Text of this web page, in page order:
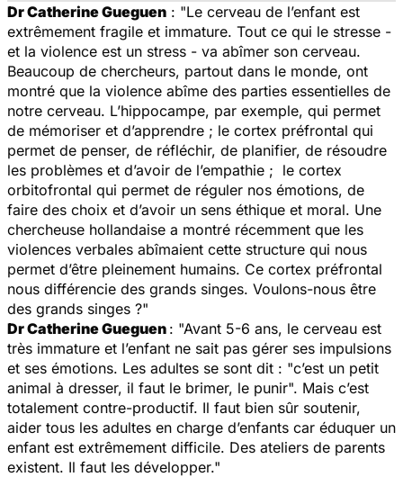
Dr Catherine Gueguen : "Le cerveau de l’enfant est
extrêmement fragile et immature. Tout ce qui le stresse -
et la violence est un stress - va abîmer son cerveau.
Beaucoup de chercheurs, partout dans le monde, ont
montré que la violence abîme des parties essentielles de
notre cerveau. L’hippocampe, par exemple, qui permet
de mémoriser et d’apprendre ; le cortex préfrontal qui
permet de penser, de réfléchir, de planifier, de résoudre
les problèmes et d’avoir de l’empathie ; le cortex
orbitofrontal qui permet de réguler nos émotions, de
faire des choix et d’avoir un sens éthique et moral. Une
chercheuse hollandaise a montré récemment que les
violences verbales abîmaient cette structure qui nous
permet d’être pleinement humains. Ce cortex préfrontal
nous différencie des grands singes. Voulons-nous être
des grands singes ?"
Dr Catherine Gueguen : "Avant 5-6 ans, le cerveau est
très immature et l’enfant ne sait pas gérer ses impulsions
et ses émotions. Les adultes se sont dit : "c’est un petit
animal à dresser, il faut le brimer, le punir". Mais c’est
totalement contre-productif. Il faut bien sûr soutenir,
aider tous les adultes en charge d’enfants car éduquer un
enfant est extrêmement difficile. Des ateliers de parents
existent. Il faut les développer."